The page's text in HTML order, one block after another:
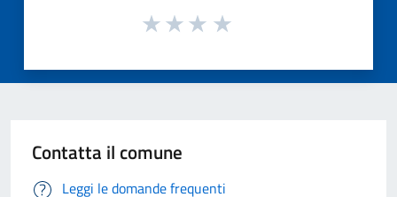
Contatta il comune
Leggi le domande frequenti